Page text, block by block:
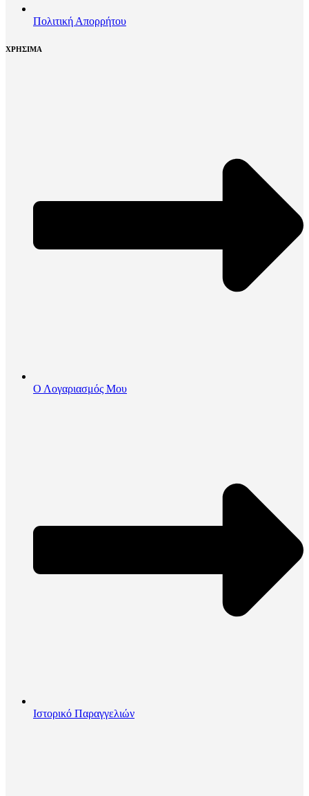
Πολιτική Απορρήτου
ΧΡΗΣΙΜΑ
Ο Λογαριασμός Μου
Ιστορικό Παραγγελιών